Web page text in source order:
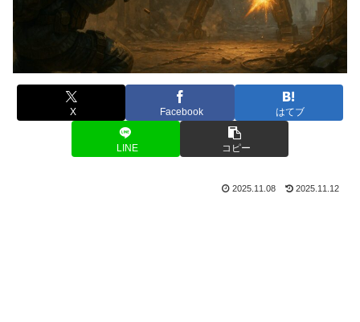
X Facebook はてブ
LINE コピー
2025.11.08 2025.11.12